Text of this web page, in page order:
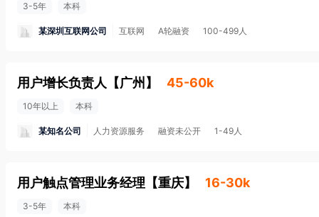
3-5年 本科
某深圳互联网公司 互联网 A轮融资 100-499人
用户增长负责人 【广州 】 45-60k
10年以上 本科
某知名公司 人力资源服务 融资未公开 1-49人
用户触点管理业务经理 【重庆】 16-30k
3-5年 本科